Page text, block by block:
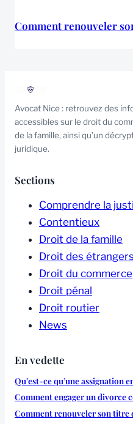
Comment renouveler
Avocat Nice : retrouvez des
accessibles sur le droit du
de la famille, ainsi qu’un
juridique.
Sections
Comprendre la
Contentieux
Droit de la famille
Droit des étrangers
Droit du commerce
Droit pénal
Droit routier
News
En vedette
Qu’est-ce qu’une assignation
Comment engager un divorce
Comment renouveler son titre